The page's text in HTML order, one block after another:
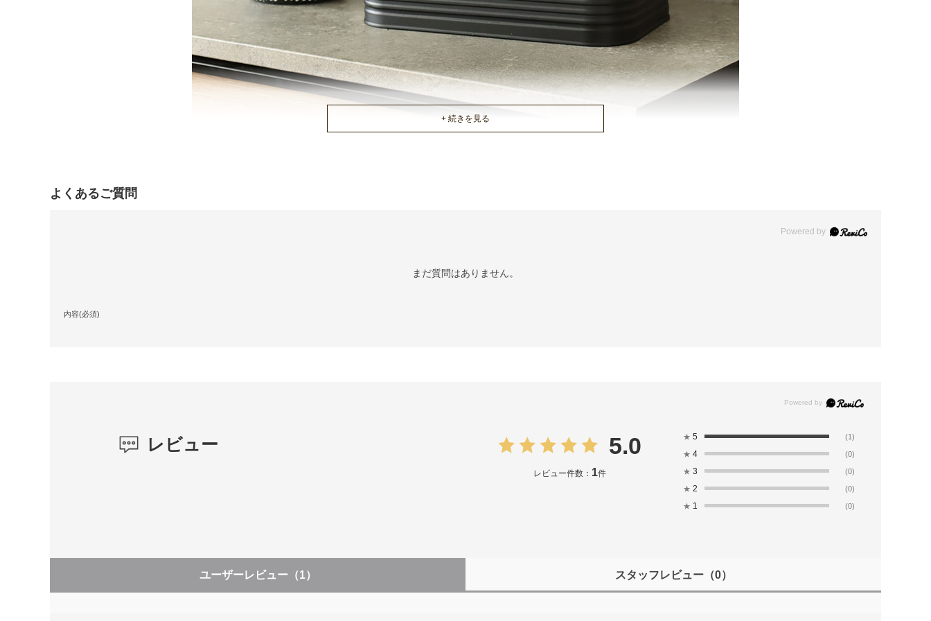
よくあるご質問
Powered by
まだ質問はありません。
内容(必須)
レビュー 5.0
レビュー件数： 1件
★ 5 (1)
★ 4 (0)
★ 3 (0)
★ 2 (0)
★ 1 (0)
ユーザーレビュー （1） スタッフレビュー（0）